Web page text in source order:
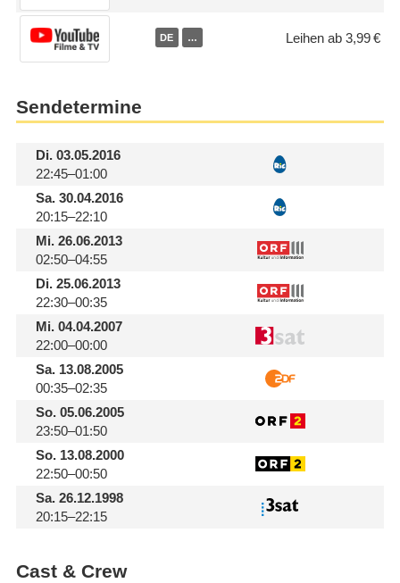
DE … Leihen ab 3,99 €
Sendetermine
Di.03.05.2016
22:45–01:00
Sa.30.04.2016
20:15–22:10
Mi.26.06.2013
02:50–04:55
Di.25.06.2013
22:30–00:35
Mi.04.04.2007
22:00–00:00
Sa.13.08.2005
00:35–02:35
So.05.06.2005
23:50–01:50
So.13.08.2000
22:50–00:50
Sa.26.12.1998
20:15–22:15
Cast & Crew